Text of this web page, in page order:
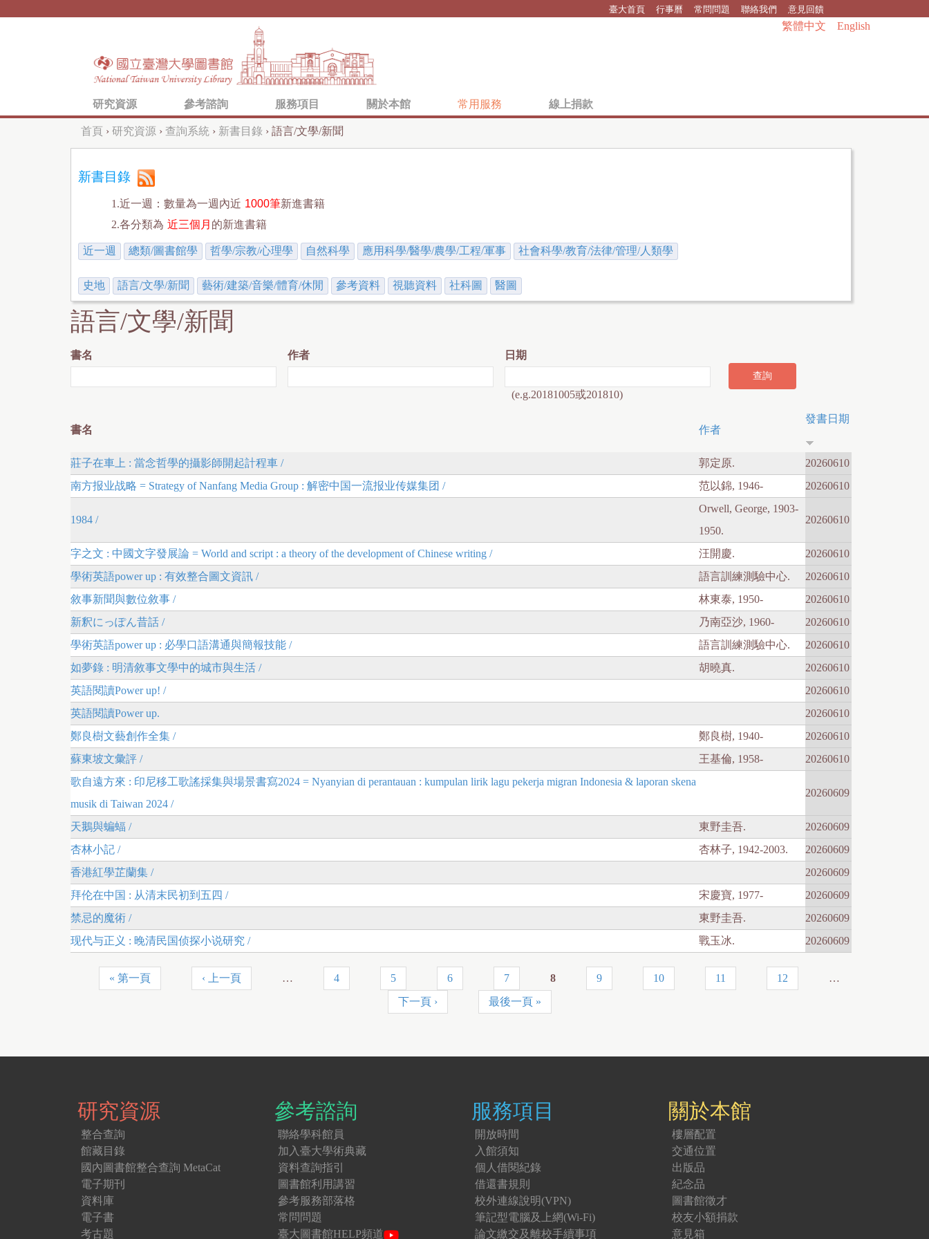
臺大首頁 行事曆 常問問題 聯絡我們 意見回饋
繁體中文 English
研究資源 參考諮詢 服務項目 關於本館 常用服務 線上捐款
您
在
首頁 › 研究資源 › 查詢系統 › 新書目錄 › 語言/文學/新聞
新書目錄
1.近一週：數量為一週內近 1000筆新進書籍
2.各分類為 近三個月 的新進書籍
近一週 總類/圖書館學 哲學/宗教/心理學 自然科學 應用科學/醫學/農學/工程/軍事 社會科學/教育/法律/管理/人類學
史地 語言/文學/新聞 藝術/建築/音樂/體育/休閒 參考資料 視聽資料 社科圖 醫圖
語言/文學/新聞
書名 作者 日期
(e.g.20181005或201810)
書名 作者
發書日期
莊子在車上 : 當念哲學的攝影師開起計程車 / 郭定原.
20260610
南方报业战略 = Strategy of Nanfang Media Group : 解密中国一流报业传媒集团 /
范以錦, 1946- 20260610
1984 /
Orwell, George, 1903-
1950.
20260610
字之文 : 中國文字發展論 = World and script : a theory of the development of Chinese writing / 汪開慶.
20260610
學術英語power up : 有效整合圖文資訊 /
語言訓練測驗中心.
20260610
敘事新聞與數位敘事 /
林東泰, 1950-
20260610
新釈にっぽん昔話 /
乃南亞沙, 1960-
20260610
學術英語power up : 必學口語溝通與簡報技能 /
語言訓練測驗中心.
20260610
如夢錄 : 明清敘事文學中的城市與生活 /
胡曉真.
20260610
英語閱讀Power up! /
20260610
英語閱讀Power up.
20260610
鄭良樹文藝創作全集 /
鄭良樹, 1940-
20260610
蘇東坡文彙評 /
王基倫, 1958-
20260610
歌自遠方來 : 印尼移工歌謠採集與場景書寫2024 = Nyanyian di perantauan : kumpulan lirik lagu pekerja migran Indonesia & laporan skena
musik di Taiwan 2024 /
20260609
天鵝與蝙蝠 / 東野圭吾.
20260609
杏林小記 /
杏林子, 1942-2003.
20260609
香港紅學芷蘭集 /
20260609
拜伦在中国 : 从清末民初到五四 /
宋慶寶, 1977-
20260609
禁忌的魔術 /
東野圭吾.
20260609
现代与正义 : 晚清民国侦探小说研究 /
戰玉冰. 20260609
« 第一頁 ‹ 上一頁 … 4 5 6 7 8 9 10 11 12
…
下一頁 ›
最後一頁 »
研究資源
整合查詢
館藏目錄
國內圖書館整合查詢 MetaCat
電子期刊
資料庫
電子書
考古題
參考諮詢
聯絡學科館員
加入臺大學術典藏
資料查詢指引
圖書館利用講習
參考服務部落格
常問問題
臺大圖書館HELP頻道
服務項目
開放時間
入館須知
個人借閱紀錄
借還書規則
校外連線說明(VPN)
筆記型電腦及上網(Wi-Fi)
論文繳交及離校手續事項
關於本館
樓層配置
交通位置
出版品
紀念品
圖書館徵才
校友小額捐款
意見箱